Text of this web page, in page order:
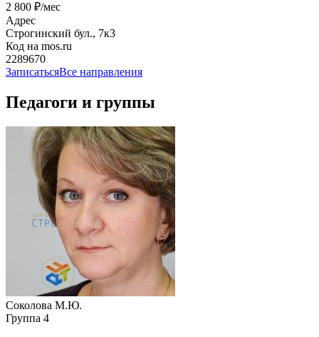
2 800 ₽/мес
Адрес
Строгинский бул., 7к3
Код на mos.ru
2289670
ЗаписатьсяВсе направления
Педагоги и группы
Соколова М.Ю.
Группа 4